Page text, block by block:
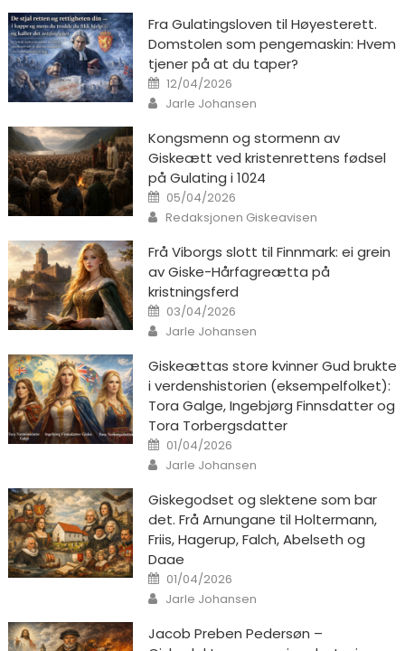
Fra Gulatingsloven til Høyesterett.
Domstolen som pengemaskin: Hvem
tjener på at du taper?
Posted on
12/04/2026
Author
Jarle Johansen
Kongsmenn og stormenn av
Giskeætt ved kristenrettens fødsel
på Gulating i 1024
Posted on
05/04/2026
Author
Redaksjonen Giskeavisen
Frå Viborgs slott til Finnmark: ei grein
av Giske-Hårfagreætta på
kristningsferd
Posted on
03/04/2026
Author
Jarle Johansen
Giskeættas store kvinner Gud brukte
i verdenshistorien (eksempelfolket):
Tora Galge, Ingebjørg Finnsdatter og
Tora Torbergsdatter
Posted on
01/04/2026
Author
Jarle Johansen
Giskegodset og slektene som bar
det. Frå Arnungane til Holtermann,
Friis, Hagerup, Falch, Abelseth og
Daae
Posted on
01/04/2026
Author
Jarle Johansen
Jacob Preben Pedersøn –